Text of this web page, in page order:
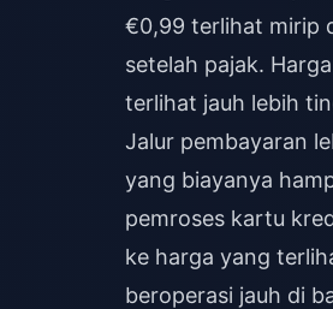
€0,99 terlihat mirip
setelah pajak.
terlihat jauh lebih
Jalur pembayaran
yang biayanya
pemroses kartu
ke harga yang
beroperasi jauh di